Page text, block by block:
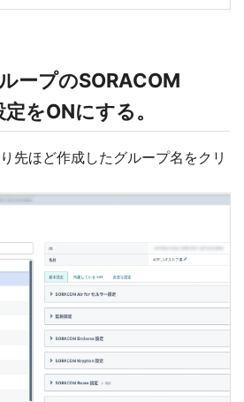
ープのSORACOM
をONにする。
先ほど作成したグループ名をクリ